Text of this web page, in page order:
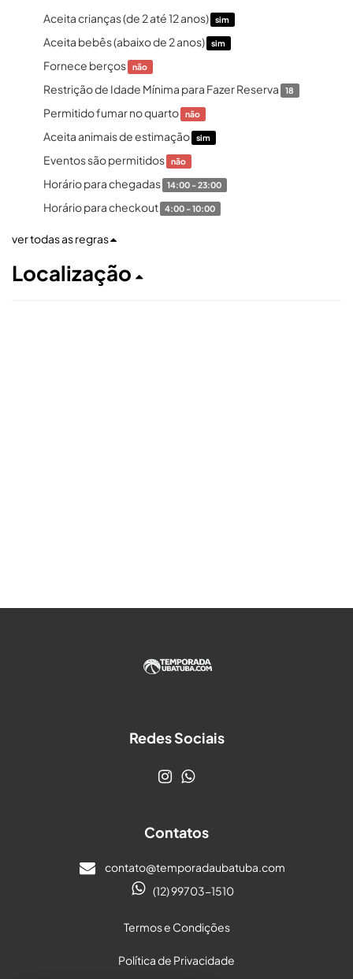
Aceita crianças (de 2 até 12 anos) sim
Aceita bebês (abaixo de 2 anos) sim
Fornece berços não
Restrição de Idade Mínima para Fazer Reserva 18
Permitido fumar no quarto não
Aceita animais de estimação sim
Eventos são permitidos não
Horário para chegadas 14:00 - 23:00
Horário para checkout 4:00 - 10:00
ver todas as regras
Localização
Redes Sociais
Contatos
contato@temporadaubatuba.com
(12) 99703-1510
Termos e Condições
Política de Privacidade